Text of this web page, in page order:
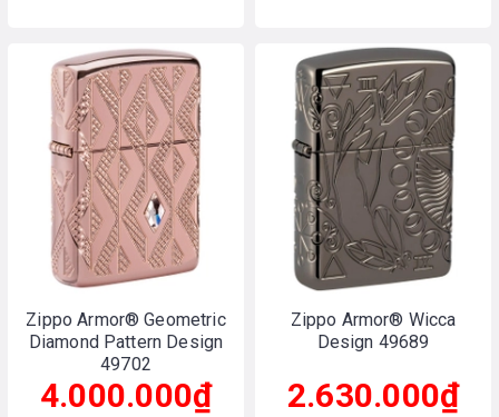
Zippo Armor® Geometric
Diamond Pattern Design
49702
4.000.000₫
Zippo Armor® Wicca
Design 49689
2.630.000₫